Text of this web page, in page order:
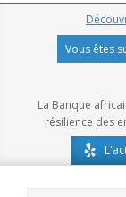
Navigation
Vous êtes
La Banque
résilience des